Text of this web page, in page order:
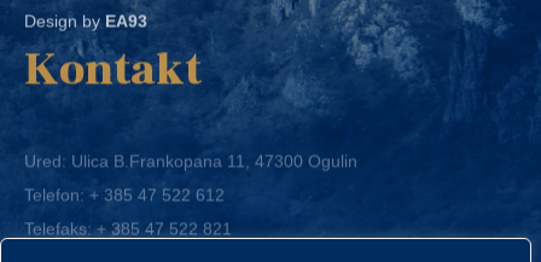
Kontakt
Ured: Ulica B.Frankopana 11, 47300 Ogulin
Telefon:+ 385 47 522 612
Telefaks: + 385 47 522 821
E-mail:grad-ogulin@ogulin.hr